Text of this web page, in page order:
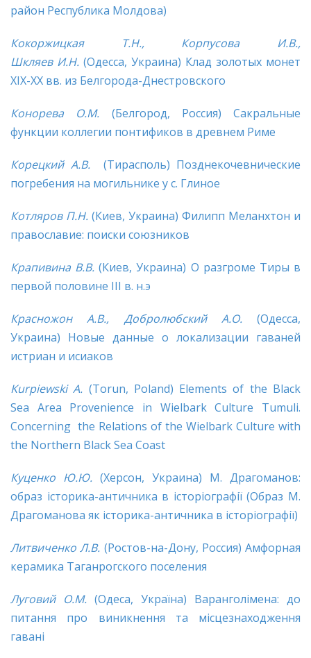
район Республика Молдова)
Кокоржицкая Т.Н., Корпусова И.В.,
Шкляев И.Н. (Одесса, Украина) Клад золотых монет
XIX-ХХ вв. из Белгорода-Днестровского
Конорева О.М. (Белгород, Россия) Сакральные
функции коллегии понтификов в древнем Риме
Корецкий А.В.(Тирасполь) Позднекочевнические
погребения на могильнике у с. Глиное
Котляров П.Н. (Киев, Украина) Филипп Меланхтон и
православие: поиски союзников
Крапивина В.В. (Киев, Украина) О разгроме Тиры в
первой половине III в. н.э
Красножон А.В., Добролюбский А.О. (Одесса,
Украина) Новые данные о локализации гаваней
истриан и исиаков
Kurpiewski A. (Torun, Poland) Elements of the Black
Sea Area Provenience in Wielbark Culture Tumuli.
Concerning the Relations of the Wielbark Culture with
the Northern Black Sea Coast
Куценко Ю.Ю. (Херсон, Украина) М. Драгоманов:
образ історика-античника в історіографії (Образ М.
Драгоманова як історика-античника в історіографії)
Литвиченко Л.В. (Ростов-на-Дону, Россия) Амфорная
керамика Таганрогского поселения
Луговий О.М. (Одеса, Україна) Варанголімена: до
питання про виникнення та місцезнаходження
гавані